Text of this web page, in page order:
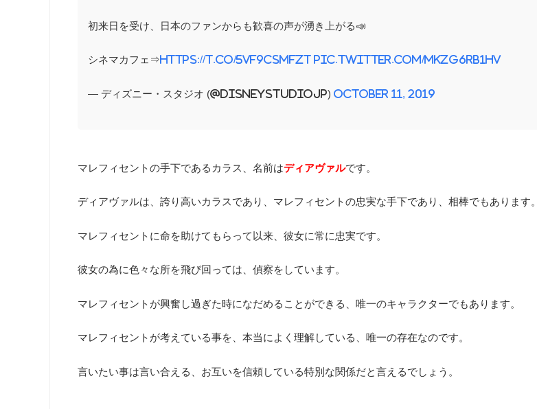
初来日を受け、日本のファンからも歓喜の声が湧き上がる📣
シネマカフェ⇒https://t.co/5VF9CsmFZt pic.twitter.com/mkzg6Rb1hv
— ディズニー・スタジオ (@disneystudiojp) October 11, 2019
マレフィセントの手下であるカラス、名前はディアヴァルです。
ディアヴァルは、誇り高いカラスであり、マレフィセントの忠実な手下であり、相棒でもあります。
マレフィセントに命を助けてもらって以来、彼女に常に忠実です。
彼女の為に色々な所を飛び回っては、偵察をしています。
マレフィセントが興奮し過ぎた時になだめることができる、唯一のキャラクターでもあります。
マレフィセントが考えている事を、本当によく理解している、唯一の存在なのです。
言いたい事は言い合える、お互いを信頼している特別な関係だと言えるでしょう。